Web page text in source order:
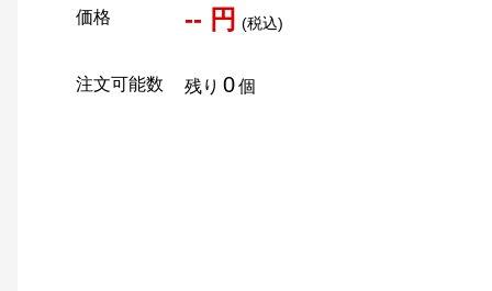
価格 -- 円 (税込)
注文可能数 残り 0個